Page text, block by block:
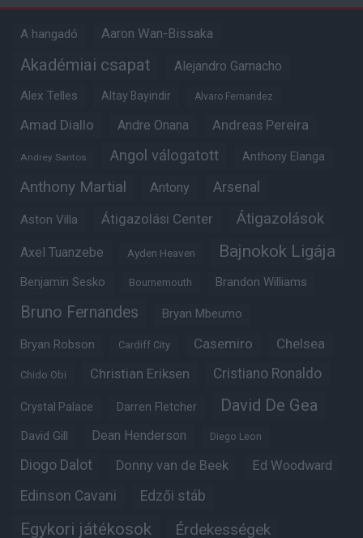
A hangadó Aaron Wan-Bissaka
Akadémiai csapat Alejandro Garnacho
Alex Telles Altay Bayindir Alvaro Fernandez
Amad Diallo Andre Onana Andreas Pereira
Andrey Santos Angol válogatott Anthony Elanga
Anthony Martial Antony Arsenal
Aston Villa Átigazolási Center Átigazolások
Axel Tuanzebe Ayden Heaven Bajnokok Ligája
Benjamin Sesko Bournemouth Brandon Williams
Bruno Fernandes Bryan Mbeumo
Bryan Robson Cardiff City Casemiro Chelsea
Chido Obi Christian Eriksen Cristiano Ronaldo
Crystal Palace Darren Fletcher David De Gea
David Gill Dean Henderson Diego Leon
Diogo Dalot Donny van de Beek Ed Woodward
Edinson Cavani Edzői stáb
Egykori játékosok Érdekességek